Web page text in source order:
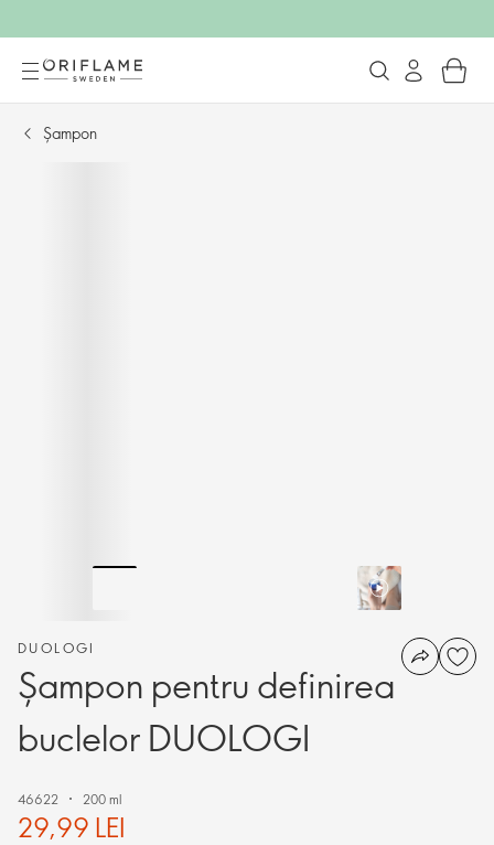
Șampon
DUOLOGI
Șampon pentru definirea
buclelor DUOLOGI
46622 200 ml
29,99 LEI